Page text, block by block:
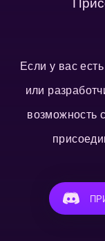
Если у вас
или
возможность